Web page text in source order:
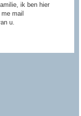
ik ben hier
mail
u.